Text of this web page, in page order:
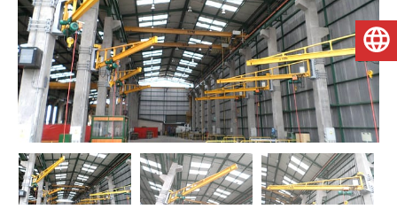
Тельфер електричний
Запчастини для кранів
Про нас
Новини
Справа
Поширені запитання
Українська